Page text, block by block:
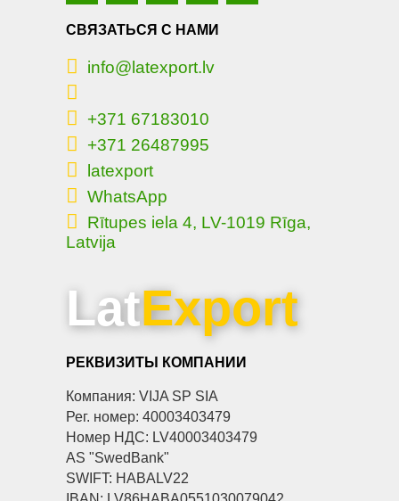
СВЯЗАТЬСЯ С НАМИ
info@latexport.lv
+371 67183010
+371 26487995
latexport
WhatsApp
Rītupes iela 4, LV-1019 Rīga,
Latvija
LatExport
РЕКВИЗИТЫ КОМПАНИИ
Компания: VIJA SP SIA
Рег. номер: 40003403479
Номер НДС: LV40003403479
AS "SwedBank"
SWIFT: HABALV22